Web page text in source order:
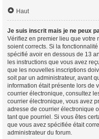
Haut
Je suis inscrit mais je ne peux
Vérifiez en premier lieu que votre
soient corrects. Si la
spécifié avoir en dessous de 13
les instructions que vous avez
que les nouvelles inscriptions
soit par un administrateur, avant
information était présente lors de
courrier électronique, consultez
courrier électronique, vous avez
adresse de courrier électronique
tant que pourriel. Si vous êtes
que vous avez spécifiée était
administrateur du forum.